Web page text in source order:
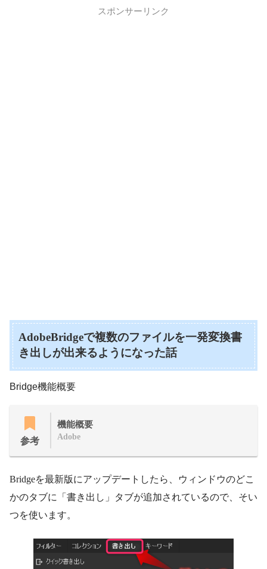
スポンサーリンク
AdobeBridgeで複数のファイルを一発変換書
き出しが出来るようになった話
Bridge機能概要
参考
機能概要
Adobe
Bridgeを最新版にアップデートしたら、ウィンドウのどこ
かのタブに「書き出し」タブが追加されているので、そい
つを使います。